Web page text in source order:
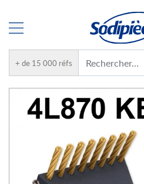
+ de 15 000 réfs